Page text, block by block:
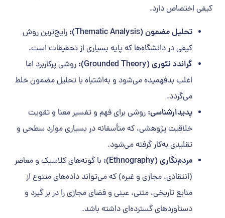
کیفی اختصاص دارد.
تحلیل مضمون (Thematic Analysis):
رایج‌ترین روش
کیفی در دانشگاه‌ها که پایه بسیاری از تحقیقات است.
گراندد تئوری (Grounded Theory):
روشی پرکاربرد اما
اغلب بدفهمیده می‌شود و به‌اشتباه با تحلیل مضمون خلط
می‌گردد.
پدیدارشناسی: روشی برای فهم و تفسیر معنا و تقویت
خلاقیت پژوهشی، که متأسفانه در بسیاری موارد سطحی و
تقلیدی به‌کار گرفته می‌شود.
مردم‌نگاری (Ethnography):
با گونه‌های کلاسیک و معاصر
(انتقادی، مجازی و غیره) که می‌تواند داده‌های متنوع از
منابع تاریخی، متنی، عینی و فضای مجازی را در بر گیرد و
دستاوردهای گسترده‌ای داشته باشد.